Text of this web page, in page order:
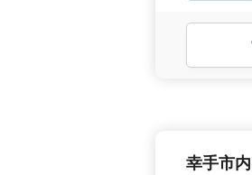
おすす
＜働きや
め、通勤
模も大き
幸手市